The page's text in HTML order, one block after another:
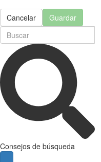
Cancelar Guardar
Consejos de búsqueda